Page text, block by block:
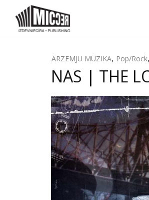
ĀRZEMJU MŪZIKA, Pop/Rock,
NAS | THE